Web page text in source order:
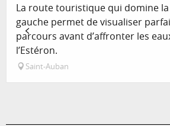
La route touristique qui domine
gauche permet de visualiser
parcours avant d’affronter les
l’Estéron.
Saint-Auban